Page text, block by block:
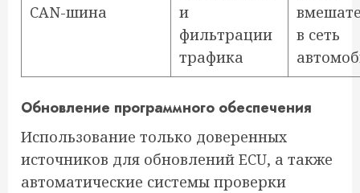
CAN-шина
и
фильтрации
трафика
в сеть
Обновление программного обеспечения
Использование только доверенных
источников для обновлений ECU, а также
автоматические системы проверки